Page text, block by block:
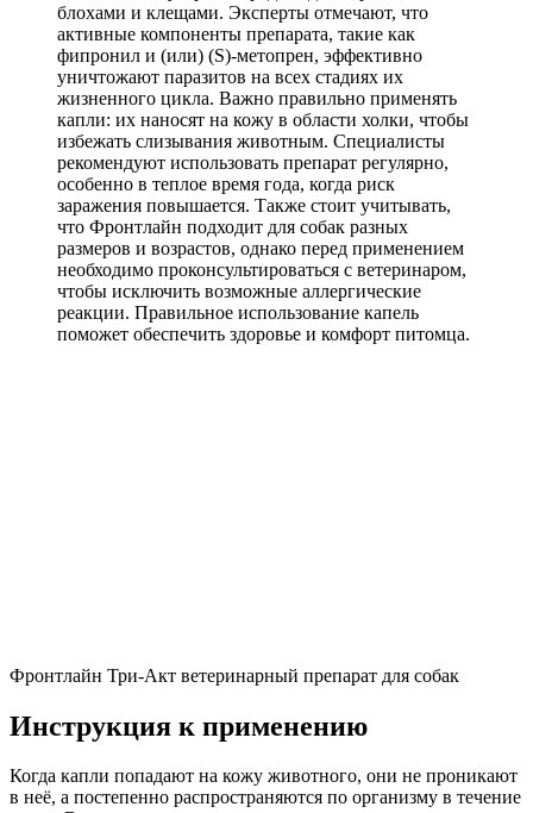
блохами и клещами. Эксперты отмечают, что
активные компоненты препарата, такие как
фипронил и (или) (S)-метопрен, эффективно
уничтожают паразитов на всех стадиях их
жизненного цикла. Важно правильно применять
капли: их наносят на кожу в области холки, чтобы
избежать слизывания животным. Специалисты
рекомендуют использовать препарат регулярно,
особенно в теплое время года, когда риск
заражения повышается. Также стоит учитывать,
что Фронтлайн подходит для собак разных
размеров и возрастов, однако перед применением
необходимо проконсультироваться с ветеринаром,
чтобы исключить возможные аллергические
реакции. Правильное использование капель
поможет обеспечить здоровье и комфорт питомца.
Фронтлайн Три-Акт ветеринарный препарат для собак
Инструкция к применению
Когда капли попадают на кожу животного, они не проникают
в неё, а постепенно распространяются по организму в течение